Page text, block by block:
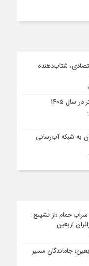
شتاب‌دهنده
سال ۱۴۰۵
تومان به شبکه آب‌رسانی
حمام ؛از تشییع
اربعین
جاماندگان مسیر